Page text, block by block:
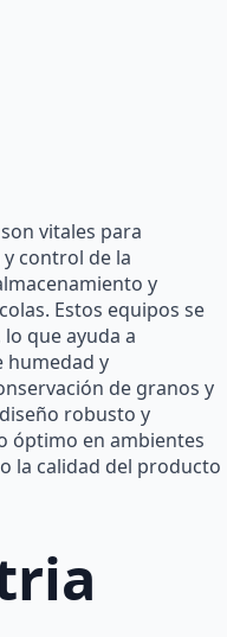
vitales para
control de la
y
Estos equipos se
que ayuda a
humedad y
de granos y
robusto y
óptimo en ambientes
la calidad del producto